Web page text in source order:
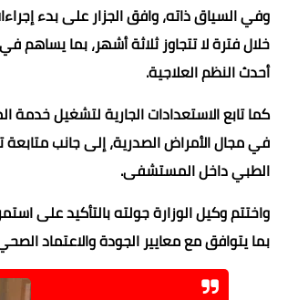
وفي السياق ذاته، وافق الجزار على بدء
خلال فترة لا تتجاوز ثلاثة أشهر، بما
أحدث النظم العلاجية.
كما تابع الاستعدادات الجارية لتشغيل خدمة
في مجال الأمراض الصدرية، إلى جانب
الطبي داخل المستشفى.
واختتم وكيل الوزارة جولته بالتأكيد على
بما يتوافق مع معايير الجودة والاعتماد